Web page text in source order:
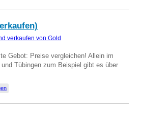
verkaufen von Gold
Gebot: Preise vergleichen! Allein im
Tübingen zum Beispiel gibt es über